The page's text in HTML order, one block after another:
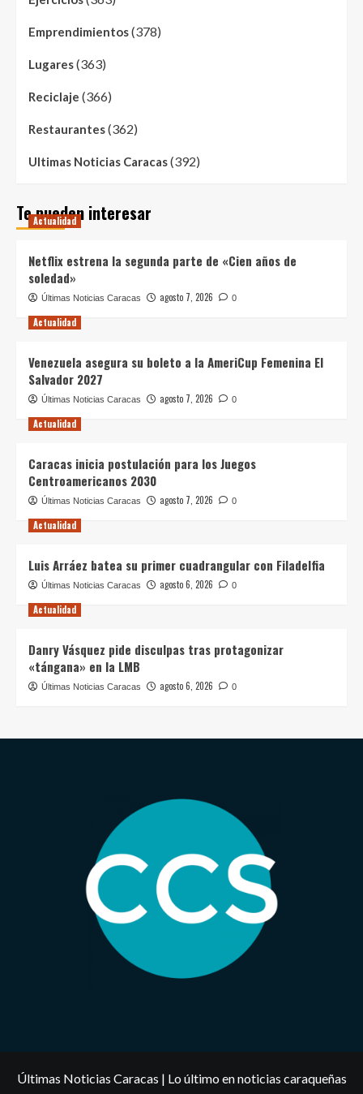
Emprendimientos(378)
Lugares(363)
Reciclaje (366)
Restaurantes(362)
Ultimas Noticias Caracas(392)
Te pueden interesar
Actualidad
Netflix estrena la segunda parte de «Cien años de
soledad»
Últimas Noticias Caracas agosto 7, 2026 0
Actualidad
Venezuela asegura su boleto a la AmeriCup Femenina El
Salvador 2027
Últimas Noticias Caracas agosto 7, 2026 0
Actualidad
Caracas inicia postulación para los Juegos
Centroamericanos 2030
Últimas Noticias Caracas agosto 7, 2026 0
Actualidad
Luis Arráez batea su primer cuadrangular con Filadelfia
Últimas Noticias Caracas agosto 6, 2026 0
Actualidad
Danry Vásquez pide disculpas tras protagonizar
«tángana» en la LMB
Últimas Noticias Caracas agosto 6, 2026 0